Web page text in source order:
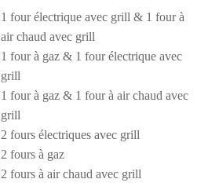
1 four électrique avec grill & 1 four à
air chaud avec grill
1 four à gaz & 1 four électrique avec
grill
1 four à gaz & 1 four à air chaud avec
grill
2 fours électriques avec grill
2 fours à gaz
2 fours à air chaud avec grill